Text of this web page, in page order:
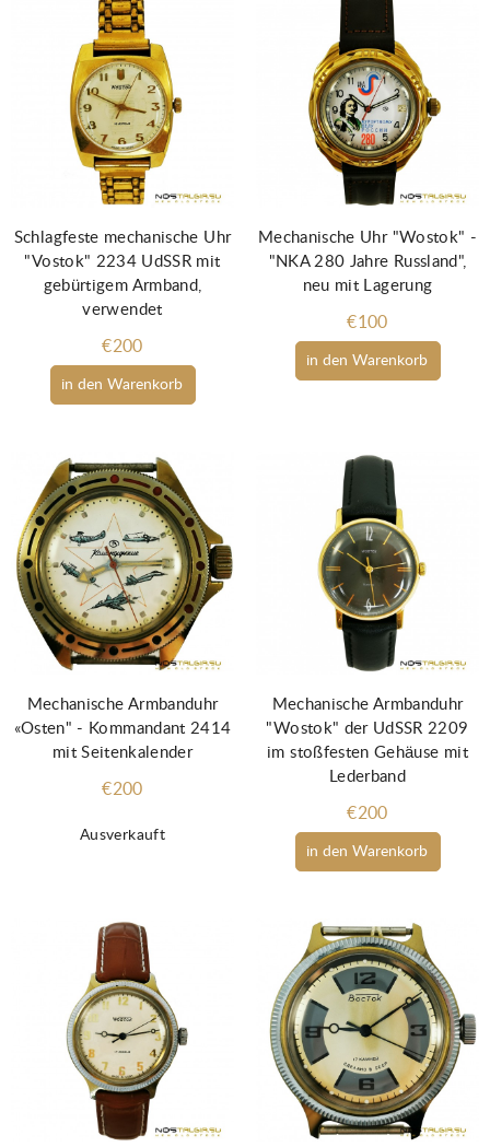
in den Warenkorb
Schlagfeste mechanische Uhr
"Vostok" 2234 UdSSR mit
gebürtigem Armband,
verwendet
€200
in den Warenkorb
Mechanische Uhr "Wostok" -
"NKA 280 Jahre Russland",
neu mit Lagerung
€100
Ausverkauft
Mechanische Armbanduhr
«Osten" - Kommandant 2414
mit Seitenkalender
€200
in den Warenkorb
Mechanische Armbanduhr
"Wostok" der UdSSR 2209
im stoßfesten Gehäuse mit
Lederband
€200